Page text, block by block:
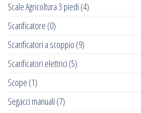
Scale Agricoltura 3 piedi (4)
Scarificatore (0)
Scarificatori a scoppio (9)
Scarificatori elettrici (5)
Scope (1)
Segacci manuali (7)